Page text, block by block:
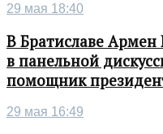
29 мая 18:40
В Братиславе Армен
в панельной
помощник
29 мая 16:49